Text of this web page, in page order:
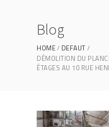
Blog
HOME
DEFAUT
DÉMOLITION DU
ÉTAGES AU 10 RUE